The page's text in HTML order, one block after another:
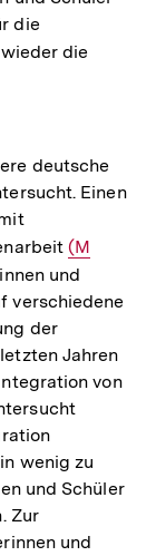
die
die
deutsche
Einen
Interner
Link:
(M
und
verschiedene
der
Jahren
von
wenig zu
und Schüler
Zur
und